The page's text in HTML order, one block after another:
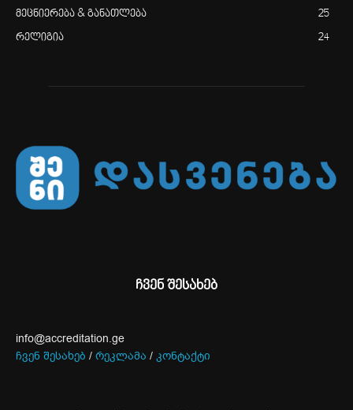
მეცნიერება & განათლება 25
რელიგია 24
ჩვენ შესახებ
info@accreditation.ge
ჩვენ შესახებ / რეკლამა / კონტაქტი